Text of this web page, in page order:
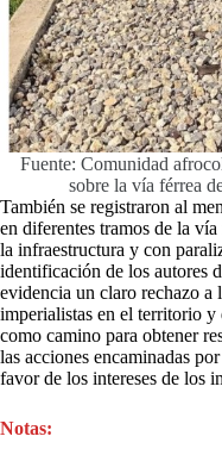
Fuente: Comunidad
sobre la vía férrea
También se registraron al
en diferentes tramos de la
la infraestructura y con
identificación de los autores
evidencia un claro rechazo a
imperialistas en el territorio
como camino para obtener
las acciones encaminadas
favor de los intereses de los
Notas: